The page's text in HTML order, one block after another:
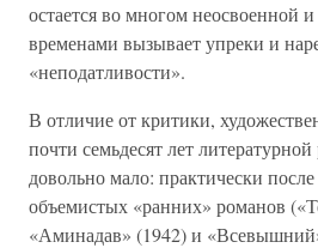
остается во многом неосвоенной
временами вызывает упреки и
«неподатливости».
В отличие от критики,
почти семьдесят лет
довольно мало: практически
объемистых «ранних» романов
«Аминадав» (1942) и